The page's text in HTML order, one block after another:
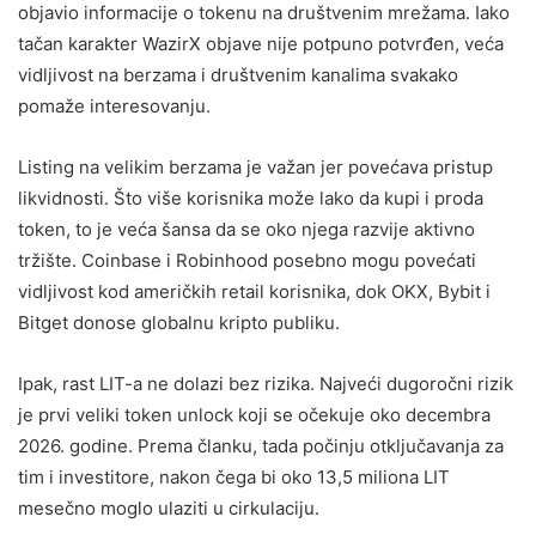
objavio informacije o tokenu na društvenim mrežama. Iako
tačan karakter WazirX objave nije potpuno potvrđen, veća
vidljivost na berzama i društvenim kanalima svakako
pomaže interesovanju.
Listing na velikim berzama je važan jer povećava pristup
likvidnosti. Što više korisnika može lako da kupi i proda
token, to je veća šansa da se oko njega razvije aktivno
tržište. Coinbase i Robinhood posebno mogu povećati
vidljivost kod američkih retail korisnika, dok OKX, Bybit i
Bitget donose globalnu kripto publiku.
Ipak, rast LIT-a ne dolazi bez rizika. Najveći dugoročni rizik
je prvi veliki token unlock koji se očekuje oko decembra
2026. godine. Prema članku, tada počinju otključavanja za
tim i investitore, nakon čega bi oko 13,5 miliona LIT
mesečno moglo ulaziti u cirkulaciju.